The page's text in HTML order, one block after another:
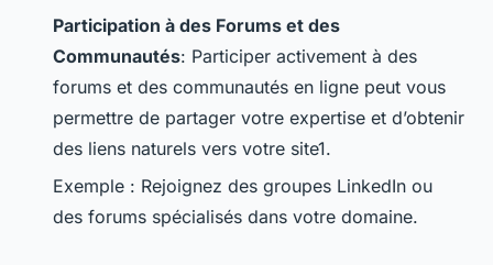
Participation à des Forums et des
Communautés: Participer activement à des
forums et des communautés en ligne peut vous
permettre de partager votre expertise et d’obtenir
des liens naturels vers votre site1.
Exemple : Rejoignez des groupes LinkedIn ou
des forums spécialisés dans votre domaine.